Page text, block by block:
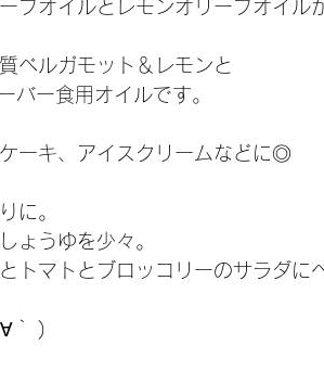
ブオイルとレモンオリーブオイル
ベルガモット＆レモンと
バー食用オイルです。
ーキ、アイスクリームなどに◎
に。
ょうゆを少々。
トマトとブロッコリーのサラダに
｀ )